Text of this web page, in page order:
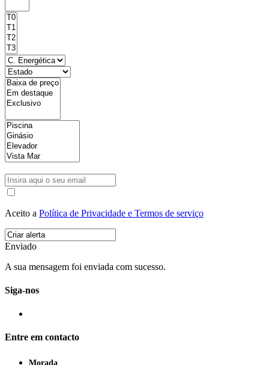
Aceito a Política de Privacidade e Termos de serviço
Enviado
A sua mensagem foi enviada com sucesso.
Siga-nos
Entre em contacto
Morada